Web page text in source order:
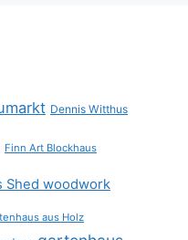
Dennis Witthus
Finn Art Blockhaus
Shed woodwork
aus Holz